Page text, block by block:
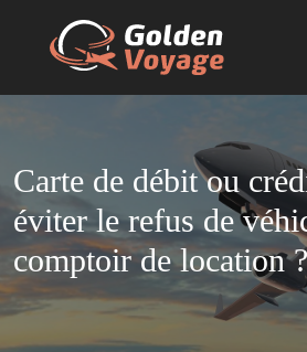
Carte de débit ou
éviter le refus de
comptoir de location ?